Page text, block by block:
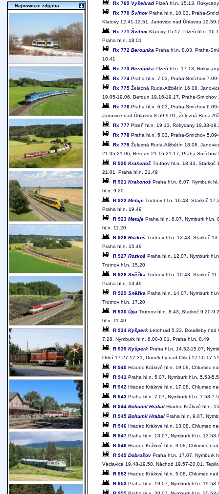
Rx 769 VyšehradPlzeň hl.n. 15.13,
Rx 770 Švihov Praha hl.n. 10.03, Praha-
Klatovy 12.41-12.51, Janovice nad Úhlavou
Rx 771 Švihov Klatovy 15.17, Plzeň hl.n.
Praha hl.n. 18.01
Rx 772 Berounka Praha hl.n. 8.03, Praha-
10.41
Rx 773 Berounka Plzeň hl.n. 17.13,
Rx 774 Praha hl.n. 7.03, Praha-Smíchov
Rx 775 Železná Ruda-Alžbětín 16.08,
19.05-19.06, Beroun 19.16-19.17, Praha-
Rx 776 Praha hl.n. 6.03, Praha-Smíchov
Janovice nad Úhlavou 8.59-9.01, Železná Ruda-
Rx 777 Plzeň hl.n. 19.13, Rokycany 19.33-
Rx 778 Praha hl.n. 5.03, Praha-Smíchov
Rx 779 Železná Ruda-Alžbětín 18.08,
21.05-21.06, Beroun 21.16-21.17, Praha-
R 920 Krakonoš Trutnov hl.n. 18.43, Starkoč
21.01, Praha hl.n. 21.49
R 921 Krakonoš Praha hl.n. 6.07, Nymburk
hl.n. 9.20
R 922 Metuje Trutnov hl.n. 16.43, Starkoč
Praha hl.n. 19.49
R 923 Metuje Praha hl.n. 8.07, Nymburk hl.n.
hl.n. 11.20
R 926 Rozkoš Trutnov hl.n. 12.43, Starkoč
Praha hl.n. 15.49
R 927 Rozkoš Praha hl.n. 12.07, Nymburk
Trutnov hl.n. 15.20
R 928 Sněžka Trutnov hl.n. 10.43, Starkoč
Praha hl.n. 13.49
R 929 Sněžka Praha hl.n. 14.07, Nymburk
Trutnov hl.n. 17.20
R 930 Úpa Trutnov hl.n. 8.43, Starkoč 9.20-
hl.n. 11.49
R 934 Kyšperk Letohrad 5.33, Doudleby nad
7.28, Nymburk hl.n. 8.00-8.01, Praha hl.n. 8.49
R 935 Kyšperk Praha hl.n. 14.52-15.07,
Orlicí 17.27-17.31, Doudleby nad Orlicí 17.50-
R 940 Hradec Králové hl.n. 19.08, Chlumec
R 941 Praha hl.n. 5.07, Nymburk hl.n. 5.53-
R 942 Hradec Králové hl.n. 17.08, Chlumec
R 943 Praha hl.n. 7.07, Nymburk hl.n. 7.53-
R 944 Bohumil Hrabal Hradec Králové hl.n.
R 945 Bohumil Hrabal Praha hl.n. 9.07,
R 946 Hradec Králové hl.n. 13.08, Chlumec
R 947 Praha hl.n. 13.07, Nymburk hl.n.
R 948 Hradec Králové hl.n. 9.08, Chlumec
R 949 Dobrošov Praha hl.n. 17.07, Nymburk
Václavice 19.48-19.50, Náchod 19.57-20.01,
R 952 Hradec Králové hl.n. 5.08, Chlumec
R 953 Praha hl.n. 19.07, Nymburk hl.n.
:. Najnowsze zdjęcia